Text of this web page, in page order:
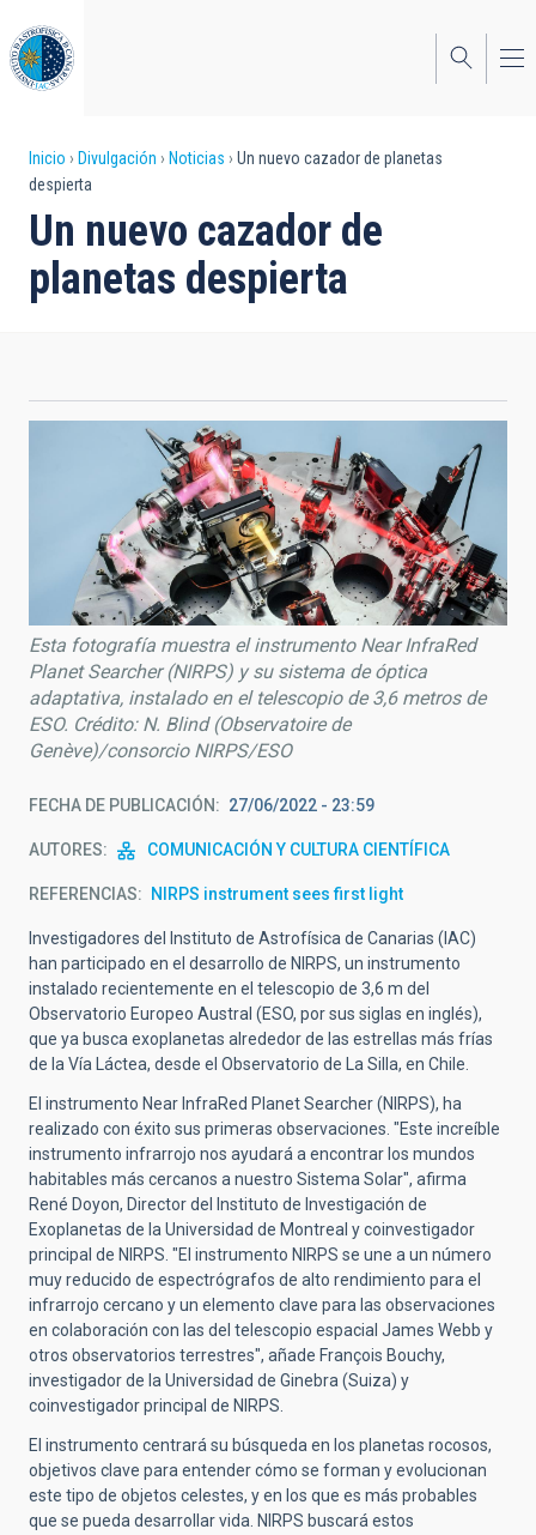
al
contenido
principal
Sobrescribir
enlaces
de
ayuda
navegación
Inicio Divulgación Noticias
Un nuevo cazador de planetas
despierta
Un nuevo cazador de
planetas despierta
Esta fotografía muestra el instrumento Near InfraRed
Planet Searcher (NIRPS) y su sistema de óptica
adaptativa, instalado en el telescopio de 3,6 metros de
ESO. Crédito: N. Blind (Observatoire de
Genève)/consorcio NIRPS/ESO
FECHA DE PUBLICACIÓN 27/06/2022 - 23:59
AUTORES COMUNICACIÓN Y CULTURA CIENTÍFICA
REFERENCIAS NIRPS instrument sees first light
Investigadores del Instituto de Astrofísica de Canarias (IAC)
han participado en el desarrollo de NIRPS, un instrumento
instalado recientemente en el telescopio de 3,6 m del
Observatorio Europeo Austral (ESO, por sus siglas en inglés),
que ya busca exoplanetas alrededor de las estrellas más frías
de la Vía Láctea, desde el Observatorio de La Silla, en Chile.
El instrumento Near InfraRed Planet Searcher (NIRPS), ha
realizado con éxito sus primeras observaciones. "Este increíble
instrumento infrarrojo nos ayudará a encontrar los mundos
habitables más cercanos a nuestro Sistema Solar", afirma
René Doyon, Director del Instituto de Investigación de
Exoplanetas de la Universidad de Montreal y coinvestigador
principal de NIRPS. "El instrumento NIRPS se une a un número
muy reducido de espectrógrafos de alto rendimiento para el
infrarrojo cercano y un elemento clave para las observaciones
en colaboración con las del telescopio espacial James Webb y
otros observatorios terrestres", añade François Bouchy,
investigador de la Universidad de Ginebra (Suiza) y
coinvestigador principal de NIRPS.
El instrumento centrará su búsqueda en los planetas rocosos,
objetivos clave para entender cómo se forman y evolucionan
este tipo de objetos celestes, y en los que es más probables
que se pueda desarrollar vida. NIRPS buscará estos